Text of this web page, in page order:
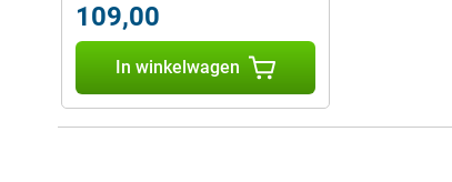
109,00
In winkelwagen